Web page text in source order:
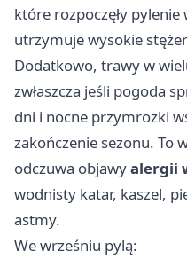
które rozpoczęły
utrzymuje wysokie
Dodatkowo, trawy w
zwłaszcza jeśli pogoda
dni i nocne przymrozki
zakończenie sezonu. To
odczuwa objawyalergii
wodnisty katar, kaszel,
astmy.
We wrześniu pylą: